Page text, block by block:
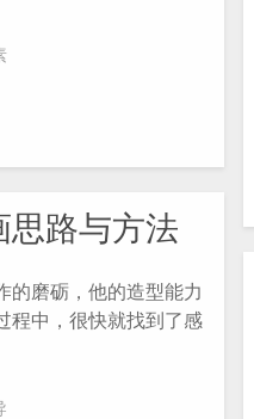
思路与方法
的磨砺，他的造型能力
程中，很快就找到了感